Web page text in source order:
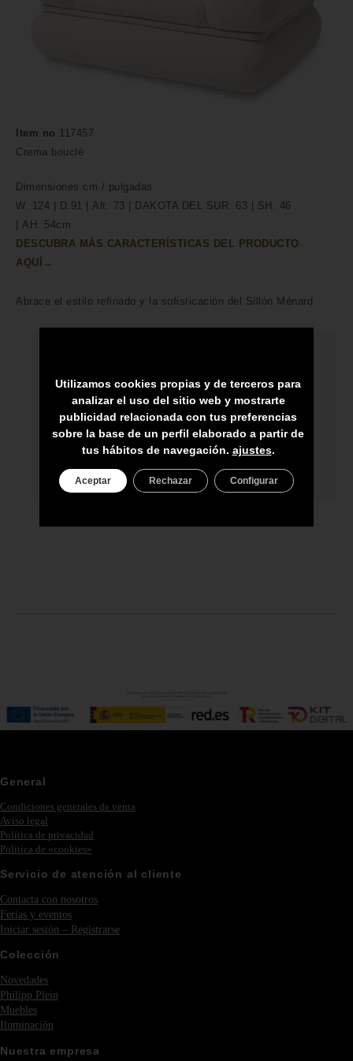
Item no 117457
Crema bouclé
Dimensiones cm / pulgadas
W. 124 | D.91 | Alt. 73 | DAKOTA DEL SUR. 63 | SH. 46
| AH. 54cm
DESCUBRA MÁS CARACTERÍSTICAS DEL PRODUCTO
AQUÍ→
Abrace el estilo refinado y la sofisticación del Sillón Ménard
ARTESANOS
ENVÍO A TODA CANARIAS
ASESORAMIENTO PERSONAL
PRECIO DEL PRODUCTO NO INCLUYE
IGIC
General
Condiciones generales de venta
Aviso legal
Política de privacidad
Política de «cookies»
Servicio de atención al cliente
Contacta con nosotros
Ferias y eventos
Iniciar sesión – Registrarse
Colección
Novedades
Philipp Plein
Muebles
Iluminación
Nuestra empresa
Utilizamos cookies propias y de terceros para
analizar el uso del sitio web y mostrarte
publicidad relacionada con tus preferencias
sobre la base de un perfil elaborado a partir de
tus hábitos de navegación. ajustes.
Aceptar Rechazar Configurar